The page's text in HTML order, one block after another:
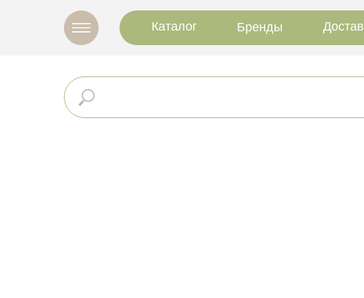
Каталог Бренды